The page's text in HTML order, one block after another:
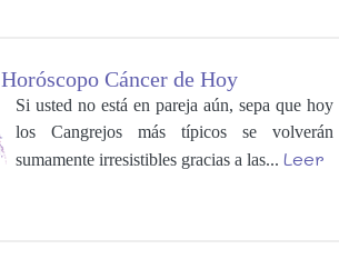
Horóscopo Cáncer de Hoy
Si usted no está en pareja aún, sepa que hoy
los Cangrejos más típicos se volverán
sumamente irresistibles gracias a las... Leer